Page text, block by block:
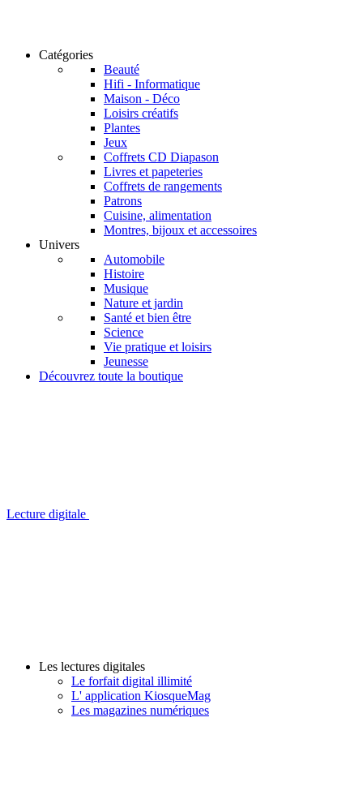
Catégories
Beauté
Hifi - Informatique
Maison - Déco
Loisirs créatifs
Plantes
Jeux
Coffrets CD Diapason
Livres et papeteries
Coffrets de rangements
Patrons
Cuisine, alimentation
Montres, bijoux et accessoires
Univers
Automobile
Histoire
Musique
Nature et jardin
Santé et bien être
Science
Vie pratique et loisirs
Jeunesse
Découvrez toute la boutique
Lecture digitale
Les lectures digitales
Le forfait digital illimité
L' application KiosqueMag
Les magazines numériques